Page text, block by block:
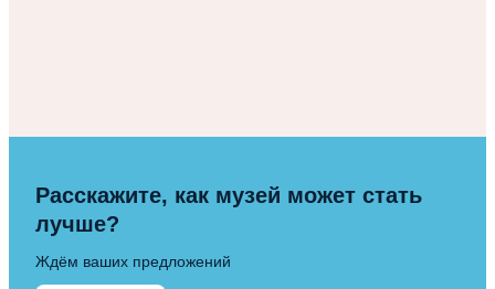
Расскажите, как музей может стать
лучше?
Ждём ваших предложений